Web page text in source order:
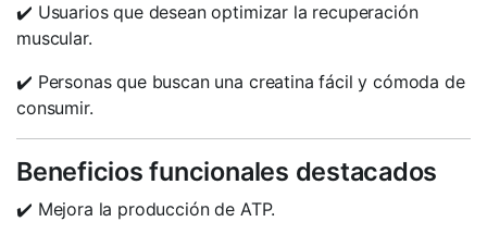
✔️ Usuarios que desean optimizar la recuperación
muscular.
✔️ Personas que buscan una creatina fácil y cómoda de
consumir.
Beneficios funcionales destacados
✔️ Mejora la producción de ATP.